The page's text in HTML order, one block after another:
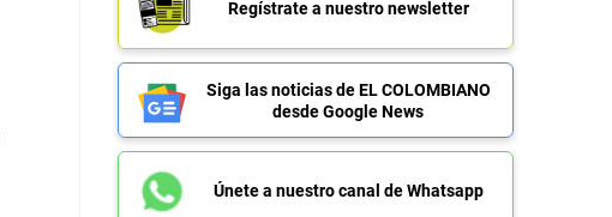
Regístrate a nuestro newsletter
Siga las noticias de EL COLOMBIANO
desde Google News
Únete a nuestro canal de Whatsapp